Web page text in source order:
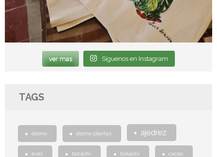
ver mas Síguenos en Instagram
TAGS
abono abono plantas ajedrez
aves bocashi bokashi cacao